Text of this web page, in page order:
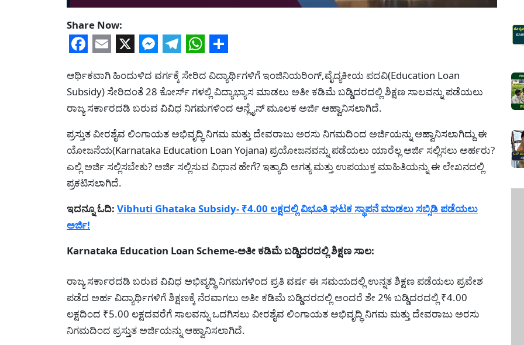
Share Now:
ಆರ್ಥಿಕವಾಗಿ ಹಿಂದುಳಿದ ವರ್ಗಕ್ಕೆ ಸೇರಿದ ವಿದ್ಯಾರ್ಥಿಗಳಿಗೆ ಇಂಜಿನಿಯರಿಂಗ್,ವೈದ್ಯಕೀಯ ಪದವಿ(Education Loan
Subsidy) ಸೇರಿದಂತೆ 28 ಕೋರ್ಸ್ ಗಳಲ್ಲಿ ವಿದ್ಯಾಭ್ಯಾಸ ಮಾಡಲು ಅತೀ ಕಡಿಮೆ ಬಡ್ಡಿದರದಲ್ಲಿ ಶಿಕ್ಷಣ ಸಾಲವನ್ನು ಪಡೆಯಲು
ರಾಜ್ಯ ಸರ್ಕಾರದಡಿ ಬರುವ ವಿವಿಧ ನಿಗಮಗಳಿಂದ ಆನ್ಲೈನ್ ಮೂಲಕ ಅರ್ಜಿ ಆಹ್ವಾನಿಸಲಾಗಿದೆ.
ಪ್ರಸ್ತುತ ವೀರಶೈವ ಲಿಂಗಾಯತ ಅಭಿವೃದ್ಧಿ ನಿಗಮ ಮತ್ತು ದೇವರಾಜು ಅರಸು ನಿಗಮದಿಂದ ಅರ್ಜಿಯನ್ನು ಆಹ್ವಾನಿಸಲಾಗಿದ್ದು ಈ
ಯೋಜನೆಯ(Karnataka Education Loan Yojana) ಪ್ರಯೋಜನವನ್ನು ಪಡೆಯಲು ಯಾರೆಲ್ಲ ಅರ್ಜಿ ಸಲ್ಲಿಸಲು ಅರ್ಹರು?
ಎಲ್ಲಿ ಅರ್ಜಿ ಸಲ್ಲಿಸಬೇಕು? ಅರ್ಜಿ ಸಲ್ಲಿಸುವ ವಿಧಾನ ಹೇಗೆ? ಇತ್ಯಾದಿ ಅಗತ್ಯ ಮತ್ತು ಉಪಯುಕ್ತ ಮಾಹಿತಿಯನ್ನು ಈ ಲೇಖನದಲ್ಲಿ
ಪ್ರಕಟಿಸಲಾಗಿದೆ.
ಇದನ್ನೂ ಓದಿ: Vibhuti Ghataka Subsidy- ₹4.00 ಲಕ್ಷದಲ್ಲಿ ವಿಭೂತಿ ಘಟಕ ಸ್ಥಾಪನೆ ಮಾಡಲು ಸಬ್ಸಿಡಿ ಪಡೆಯಲು
ಅರ್ಜಿ!
Karnataka Education Loan Scheme-ಅತೀ ಕಡಿಮೆ ಬಡ್ಡಿದರದಲ್ಲಿ ಶಿಕ್ಷಣ ಸಾಲ:
ರಾಜ್ಯ ಸರ್ಕಾರದಡಿ ಬರುವ ವಿವಿಧ ಅಭಿವೃದ್ಧಿ ನಿಗಮಗಳಿಂದ ಪ್ರತಿ ವರ್ಷ ಈ ಸಮಯದಲ್ಲಿ ಉನ್ನತ ಶಿಕ್ಷಣ ಪಡೆಯಲು ಪ್ರವೇಶ
ಪಡೆದ ಅರ್ಹ ವಿದ್ಯಾರ್ಥಿಗಳಿಗೆ ಶಿಕ್ಷಣಕ್ಕೆ ನೆರವಾಗಲು ಅತೀ ಕಡಿಮೆ ಬಡ್ಡಿದರದಲ್ಲಿ ಅಂದರೆ ಶೇ 2% ಬಡ್ಡಿದರದಲ್ಲಿ ₹4.00
ಲಕ್ಷದಿಂದ ₹5.00 ಲಕ್ಷದವರೆಗೆ ಸಾಲವನ್ನು ಒದಗಿಸಲು ವೀರಶೈವ ಲಿಂಗಾಯತ ಅಭಿವೃದ್ಧಿ ನಿಗಮ ಮತ್ತು ದೇವರಾಜು ಅರಸು
ನಿಗಮದಿಂದ ಪ್ರಸ್ತುತ ಅರ್ಜಿಯನ್ನು ಆಹ್ವಾನಿಸಲಾಗಿದೆ.